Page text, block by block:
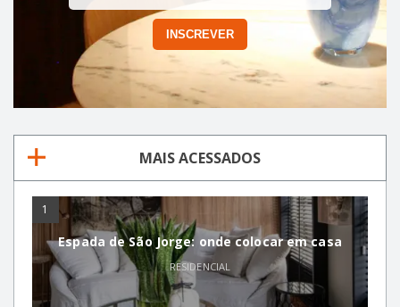
MAIS ACESSADOS
1
Espada de São Jorge: onde colocar em casa
RESIDENCIAL